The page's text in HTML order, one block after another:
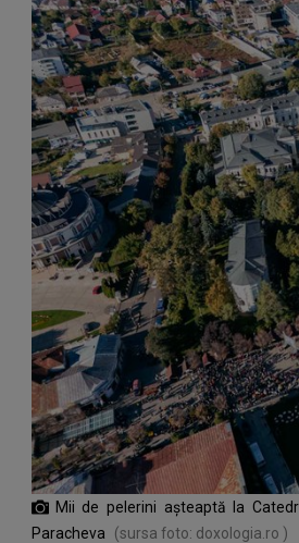
Mii de pelerini așteaptă la
Paracheva
(sursa foto: doxologia.ro )